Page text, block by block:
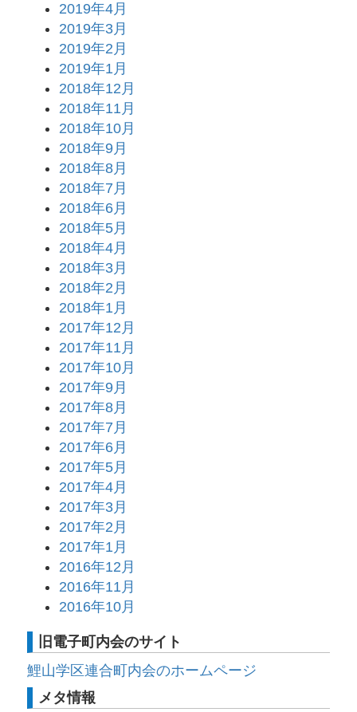
2019年4月
2019年3月
2019年2月
2019年1月
2018年12月
2018年11月
2018年10月
2018年9月
2018年8月
2018年7月
2018年6月
2018年5月
2018年4月
2018年3月
2018年2月
2018年1月
2017年12月
2017年11月
2017年10月
2017年9月
2017年8月
2017年7月
2017年6月
2017年5月
2017年4月
2017年3月
2017年2月
2017年1月
2016年12月
2016年11月
2016年10月
旧電子町内会のサイト
鯉山学区連合町内会のホームページ
メタ情報